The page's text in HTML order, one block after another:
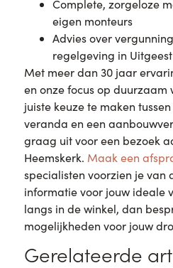
Complete, zorgeloze
eigen monteurs
Advies over
regelgeving in Uitgeest
Met meer dan 30 jaar
en onze focus op duurzaam
juiste keuze te maken
veranda en een
graag uit voor een bezoek
Heemskerk. Maak een
specialisten voorzien je van
informatie voor jouw ideale
langs in de winkel, dan
mogelijkheden voor jouw
Gerelateerde